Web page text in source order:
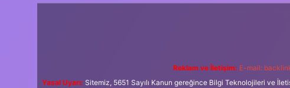
Reklam ve İletişim: E-mail:
Yasal Uyarı: Sitemiz, 5651 Sayılı Kanun gereğince Bilgi Teknolojileri ve